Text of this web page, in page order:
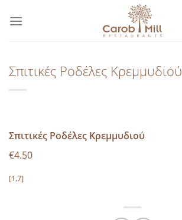
στο
Σπιτικές Ροδέλες Κρεμμυδιού
Σπιτικές Ροδέλες Κρεμμυδιού
€4.50
[1,7]